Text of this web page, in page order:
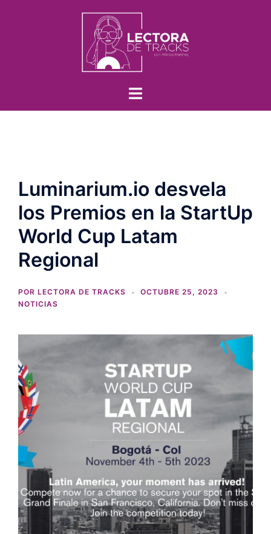
Luminarium.io desvela
los Premios en la StartUp
World Cup Latam
Regional
POR LECTORA DE TRACKS
OCTUBRE 25, 2023
NOTICIAS